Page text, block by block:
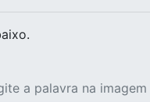
a palavra na